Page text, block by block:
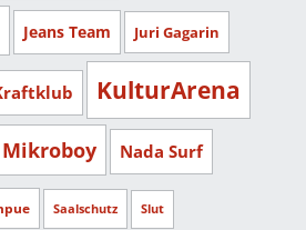
Jeans Team Juri Gagarin
KulturArena
Mikroboy Nada Surf
Saalschutz Slut